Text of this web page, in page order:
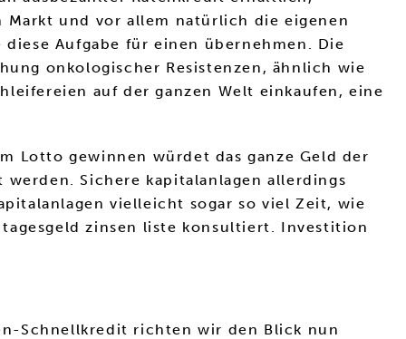
und vor allem natürlich die eigenen
Aufgabe für einen übernehmen. Die
onkologischer Resistenzen, ähnlich wie
auf der ganzen Welt einkaufen, eine
Lotto gewinnen würdet das ganze Geld der
Sichere kapitalanlagen allerdings
vielleicht sogar so viel Zeit, wie
zinsen liste konsultiert. Investition
Schnellkredit richten wir den Blick nun